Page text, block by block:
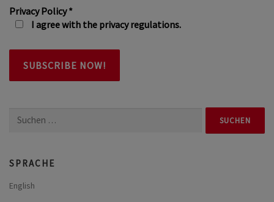
Privacy Policy*
I agree with the privacy regulations.
Suchen
SPRACHE
English